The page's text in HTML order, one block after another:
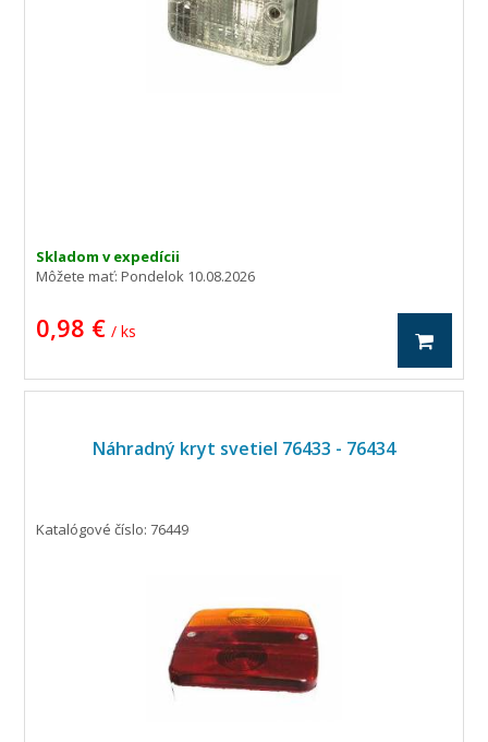
Skladom v expedícii
Môžete mať:Pondelok 10.08.2026
0,98 € / ks
Náhradný kryt svetiel 76433 - 76434
Katalógové číslo: 76449